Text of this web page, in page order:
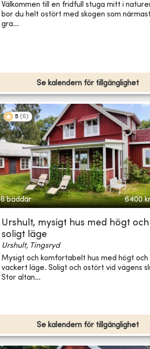
Välkommen till en fridfull stuga mitt i
bor du helt ostört med skogen som
gra...
Se kalendern för tillgänglighet
5 (6)
6 bäddar 6400
Urshult, mysigt hus med högt och
soligt läge
Urshult, Tingsryd
Mysigt och komfortabelt hus med högt och
vackert läge. Soligt och ostört vid vägens
Stor altan...
Se kalendern för tillgänglighet